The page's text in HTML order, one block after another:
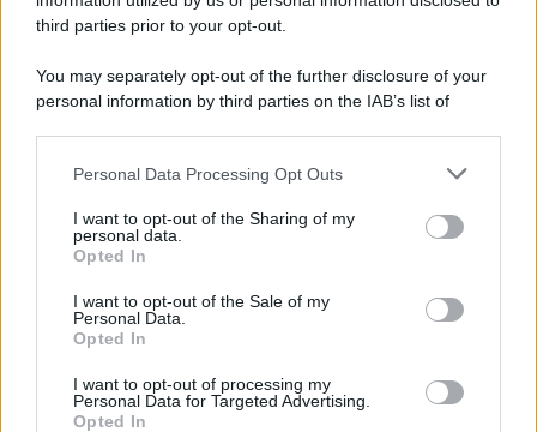
third parties prior to your opt-out.
You may separately opt-out of the further disclosure of your
personal information by third parties on the IAB’s list of
This information may also be disclosed by us to third parties
disclose it to other third parties.
Please note that this website/app uses one or more Google
services and may gather and store information including but
not limited to your visit or usage behaviour. You may click to
grant or deny consent to Google and its third-party tags to
consent section.
Personal Data Processing Opt Outs
I want to opt-out of the Sharing of my
personal data.
Opted In
I want to opt-out of the Sale of my
Personal Data.
Opted In
I want to opt-out of processing my
Personal Data for Targeted Advertising.
Opted In
SecondHomeMagazine
InvestirMag
Germania
News Hub UK
Lgbtq News